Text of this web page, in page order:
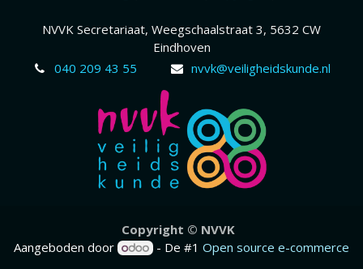
NVVK Secretariaat, Weegschaalstraat 3, 5632 CW
Eindhoven
040 209 43 55
nvvk@veiligheidskunde.nl
Copyr​ight © NVVK
Aangeboden door
- De #1 Open source e-commerce